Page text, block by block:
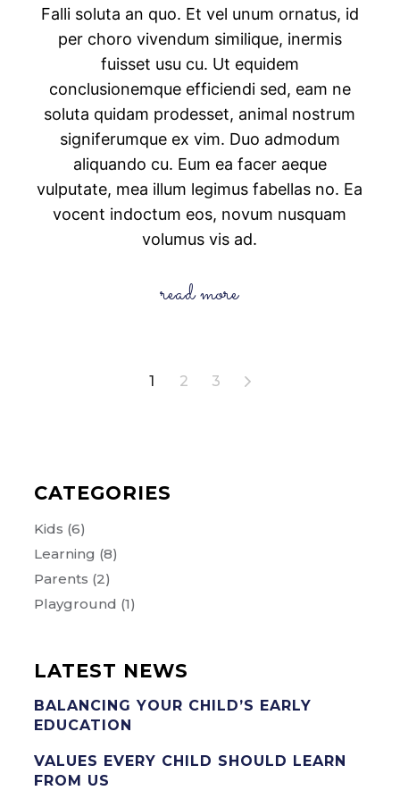
Falli soluta an quo. Et vel unum ornatus, id
per choro vivendum similique, inermis
fuisset usu cu. Ut equidem
conclusionemque efficiendi sed, eam ne
soluta quidam prodesset, animal nostrum
signiferumque ex vim. Duo admodum
aliquando cu. Eum ea facer aeque
vulputate, mea illum legimus fabellas no. Ea
vocent indoctum eos, novum nusquam
volumus vis ad.
read more
1 2 3
CATEGORIES
Kids (6)
Learning (8)
Parents (2)
Playground (1)
LATEST NEWS
BALANCING YOUR CHILD’S EARLY
EDUCATION
VALUES EVERY CHILD SHOULD LEARN
FROM US